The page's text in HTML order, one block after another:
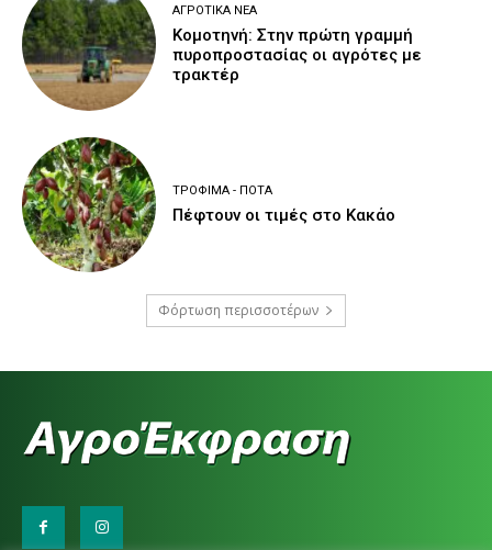
ΑΓΡΟΤΙΚΆ ΝΈΑ
Κομοτηνή: Στην πρώτη γραμμή
πυροπροστασίας οι αγρότες με
τρακτέρ
ΤΡΌΦΙΜΑ - ΠΟΤΆ
Πέφτουν οι τιμές στο Κακάο
Φόρτωση περισσοτέρων